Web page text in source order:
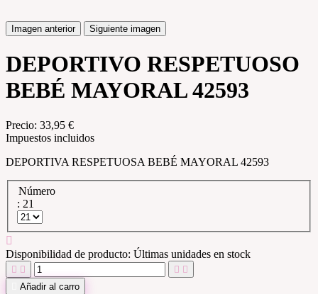
Imagen anterior Siguiente imagen
DEPORTIVO RESPETUOSO
BEBÉ MAYORAL 42593
Precio: 33,95 €
Impuestos incluidos
DEPORTIVA RESPETUOSA BEBÉ MAYORAL 42593
Número
: 21

Disponibilidad de producto: Últimas unidades en stock
   
Añadir al carro